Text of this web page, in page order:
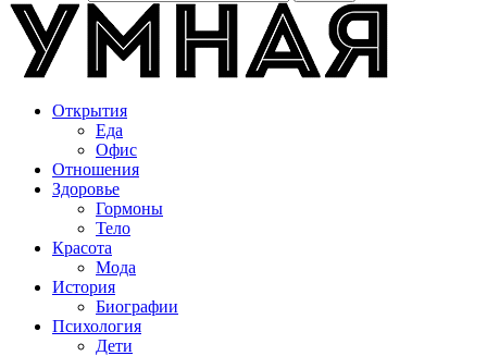
Открытия
Еда
Офис
Отношения
Здоровье
Гормоны
Тело
Красота
Мода
История
Биографии
Психология
Дети